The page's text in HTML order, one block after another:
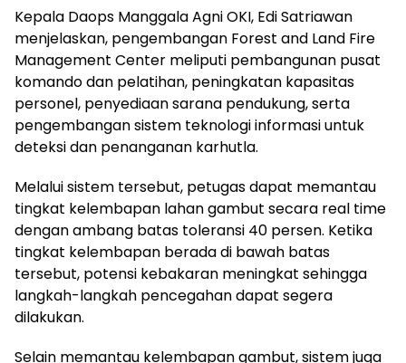
Kepala Daops Manggala Agni OKI, Edi Satriawan
menjelaskan, pengembangan Forest and Land Fire
Management Center meliputi pembangunan pusat
komando dan pelatihan, peningkatan kapasitas
personel, penyediaan sarana pendukung, serta
pengembangan sistem teknologi informasi untuk
deteksi dan penanganan karhutla.
Melalui sistem tersebut, petugas dapat memantau
tingkat kelembapan lahan gambut secara real time
dengan ambang batas toleransi 40 persen. Ketika
tingkat kelembapan berada di bawah batas
tersebut, potensi kebakaran meningkat sehingga
langkah-langkah pencegahan dapat segera
dilakukan.
Selain memantau kelembapan gambut, sistem juga